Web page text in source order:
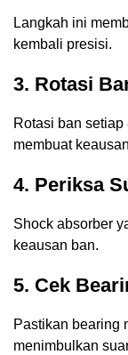
Langkah ini
kembali presisi.
3. Rotasi
Rotasi ban
membuat
4. Periksa
Shock absorber
keausan ban.
5. Cek
Pastikan bearing
menimbulkan